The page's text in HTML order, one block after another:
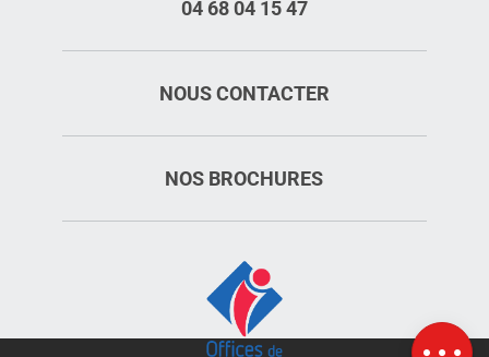
Carte
04 68 04 15 47
NOUS CONTACTER
NOS BROCHURES